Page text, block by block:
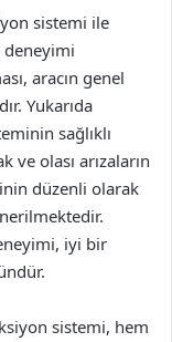
sistemi ile
aracın genel
Yukarıda
sağlıklı
ve olası arızaların
düzenli olarak
iyi bir
sistemi, hem